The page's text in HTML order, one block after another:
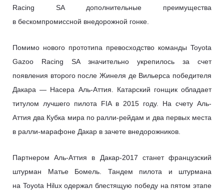
Racing SA дополнительные преимущества
в бескомпромиссной внедорожной гонке.
Помимо нового прототипа превосходство команды Toyota
Gazoo Racing SA значительно укрепилось за счет
появления второго после Жинеля де Вильерса победителя
Дакара — Насера Аль-Аттия. Катарский гонщик обладает
титулом лучшего пилота FIA в 2015 году. На счету Аль-
Аттия два Кубка мира по ралли-рейдам и два первых места
в ралли-марафоне Дакар в зачете внедорожников.
Партнером Аль-Аттия в Дакар-2017 станет французский
штурман Матье Бомель. Тандем пилота и штурмана
на Toyota Hilux одержал блестящую победу на пятом этапе